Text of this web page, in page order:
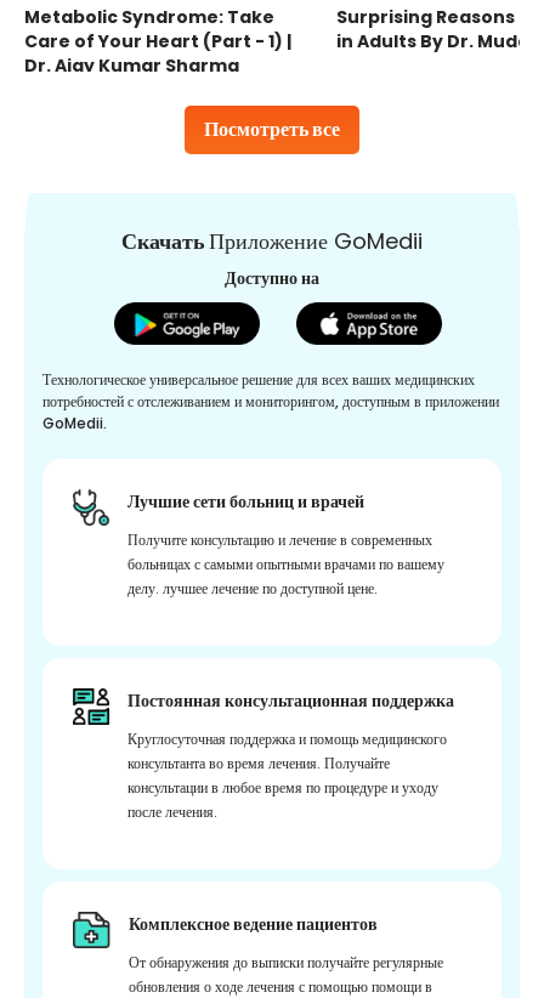
Посмотреть все
Metabolic Syndrome: Take
Care of Your Heart (Part - 1) |
Dr. Ajay Kumar Sharma
Surprising Reasons
in Adults By Dr.
СкачатьПриложение GoMedii
Доступно на
Технологическое универсальное решение для всех ваших медицинских
потребностей с отслеживанием и мониторингом, доступным в приложении
GoMedii.
Лучшие сети больниц и врачей
Получите консультацию и лечение в современных
больницах с самыми опытными врачами по вашему
делу. лучшее лечение по доступной цене.
Постоянная консультационная поддержка
Круглосуточная поддержка и помощь медицинского
консультанта во время лечения. Получайте
консультации в любое время по процедуре и уходу
после лечения.
Комплексное ведение пациентов
От обнаружения до выписки получайте регулярные
обновления о ходе лечения с помощью помощи в